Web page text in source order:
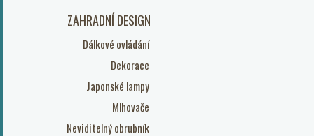
ZAHRADNÍ DESIGN
Dálkové ovládání
Dekorace
Japonské lampy
Mlhovače
Neviditelný obrubník